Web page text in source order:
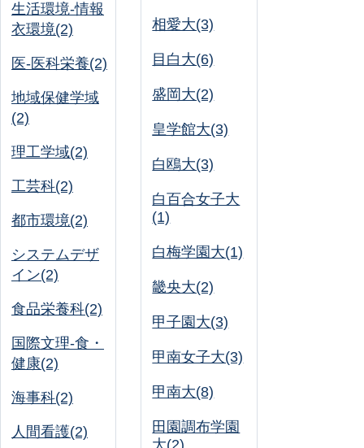
生活環境-情報
衣環境(2)
医-医科栄養(2)
地域保健学域
(2)
理工学域(2)
工芸科(2)
都市環境(2)
システムデザ
イン(2)
食品栄養科(2)
国際文理-食・
健康(2)
海事科(2)
人間看護(2)
相愛大(3)
目白大(6)
盛岡大(2)
皇学館大(3)
白鴎大(3)
白百合女子大
(1)
白梅学園大(1)
畿央大(2)
甲子園大(3)
甲南女子大(3)
甲南大(8)
田園調布学園
大(2)